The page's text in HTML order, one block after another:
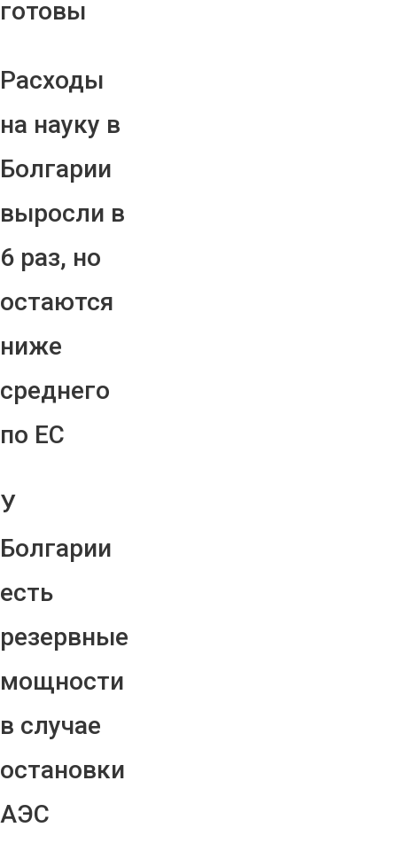
готовы
Расходы
на науку в
Болгарии
выросли в
6 раз, но
остаются
ниже
среднего
по ЕС
У
Болгарии
есть
резервные
мощности
в случае
остановки
АЭС